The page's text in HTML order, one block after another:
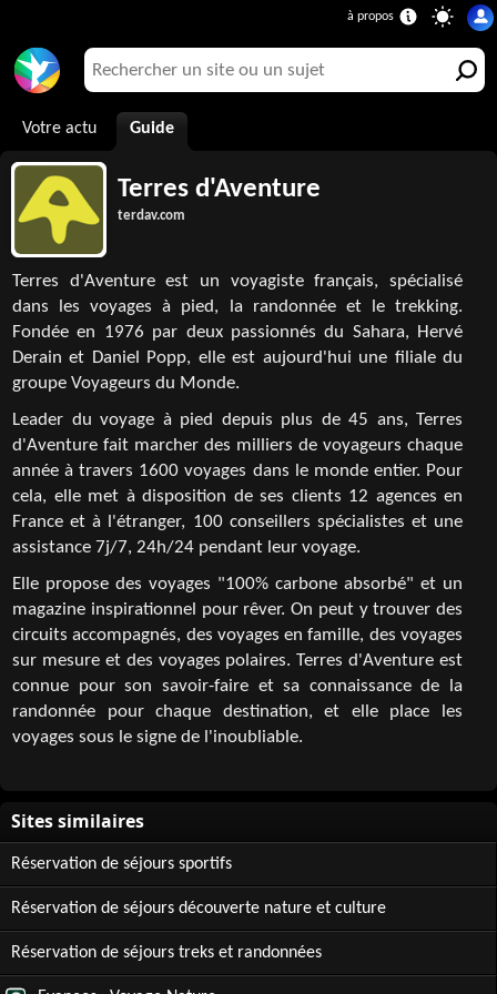
Votre actu Guide
Terres d'Aventure
terdav.com
Terres d'Aventure est un voyagiste français, spécialisé
dans les voyages à pied, la randonnée et le trekking.
Fondée en 1976 par deux passionnés du Sahara, Hervé
Derain et Daniel Popp, elle est aujourd'hui une filiale du
groupe Voyageurs du Monde.
Leader du voyage à pied depuis plus de 45 ans, Terres
d'Aventure fait marcher des milliers de voyageurs chaque
année à travers 1600 voyages dans le monde entier. Pour
cela, elle met à disposition de ses clients 12 agences en
France et à l'étranger, 100 conseillers spécialistes et une
assistance 7j/7, 24h/24 pendant leur voyage.
Elle propose des voyages "100% carbone absorbé" et un
magazine inspirationnel pour rêver. On peut y trouver des
circuits accompagnés, des voyages en famille, des voyages
sur mesure et des voyages polaires. Terres d'Aventure est
connue pour son savoir-faire et sa connaissance de la
randonnée pour chaque destination, et elle place les
voyages sous le signe de l'inoubliable.
Réservation de séjours sportifs
Réservation de séjours découverte nature et culture
Réservation de séjours treks et randonnées